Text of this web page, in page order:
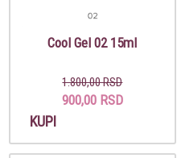
Cool Gel 02 15ml
1.800,00 RSD
900,00 RSD
KUPI